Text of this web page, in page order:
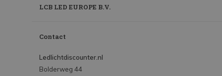
LCB LED EUROPE B.V.
Contact
Ledlichtdiscounter.nl
Bolderweg 44